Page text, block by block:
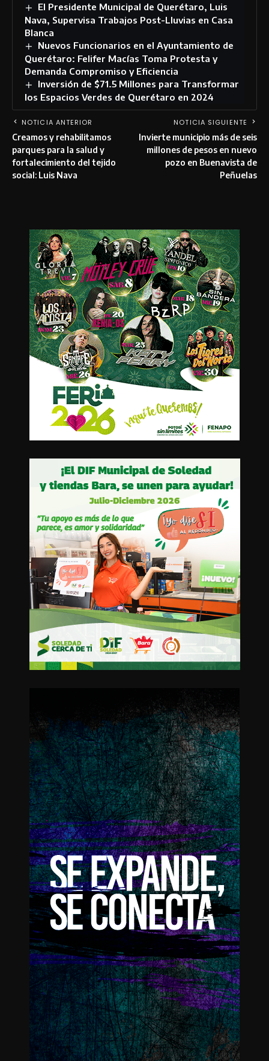
El Presidente Municipal de Querétaro, Luis
Nava, Supervisa Trabajos Post-Lluvias en Casa
Blanca
Nuevos Funcionarios en el Ayuntamiento de
Querétaro: Felifer Macías Toma Protesta y
Demanda Compromiso y Eficiencia
Inversión de $71.5 Millones para Transformar
los Espacios Verdes de Querétaro en 2024
NOTICIA ANTERIOR
Creamos y rehabilitamos
parques para la salud y
fortalecimiento del tejido
social: Luis Nava
NOTICIA SIGUIENTE
Invierte municipio más de seis
millones de pesos en nuevo
pozo en Buenavista de
Peñuelas